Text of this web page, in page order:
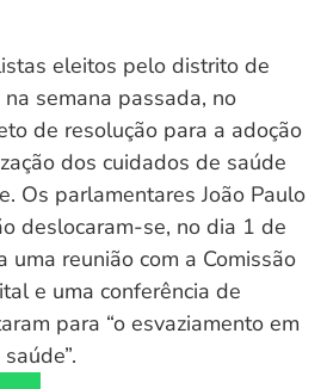
eleitos pelo distrito de
semana passada, no
de resolução para a adoção
dos cuidados de saúde
Os parlamentares João Paulo
deslocaram-se, no dia 1 de
uma reunião com a Comissão
e uma conferência de
para “o esvaziamento em